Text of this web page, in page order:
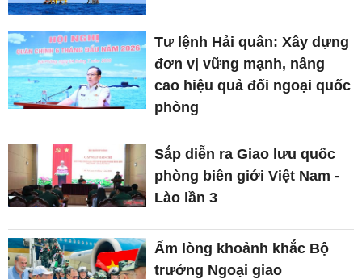
Tư lệnh Hải quân: Xây dựng
đơn vị vững mạnh, nâng
cao hiệu quả đối ngoại quốc
phòng
Sắp diễn ra Giao lưu quốc
phòng biên giới Việt Nam -
Lào lần 3
Ấm lòng khoảnh khắc Bộ
trưởng Ngoại giao